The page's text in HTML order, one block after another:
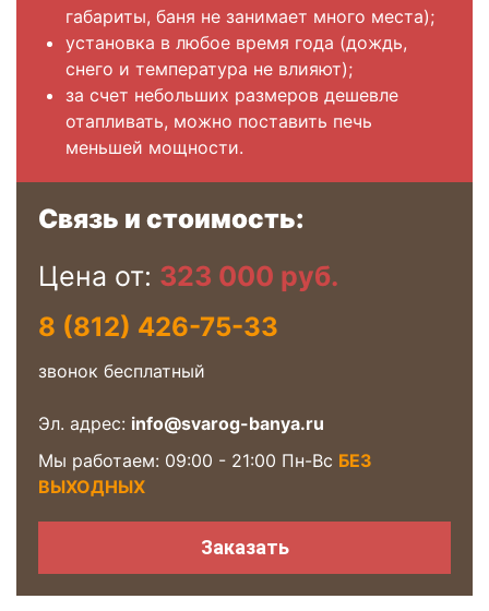
габариты, баня не занимает много места);
установка в любое время года (дождь,
снего и температура не влияют);
за счет небольших размеров дешевле
отапливать, можно поставить печь
меньшей мощности.
Связь и стоимость:
Цена от: 323 000 руб.
8 (812) 426-75-33
звонок бесплатный
Эл. адрес: info@svarog-banya.ru
Мы работаем: 09:00 - 21:00 Пн-Вс БЕЗ
ВЫХОДНЫХ
Заказать